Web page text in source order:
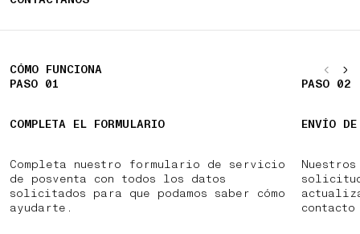
CÓMO FUNCIONA
PASO 01
COMPLETA EL FORMULARIO
Completa nuestro formulario de servicio
de posventa con todos los datos
solicitados para que podamos saber cómo
ayudarte.
PASO 02
ENVÍO